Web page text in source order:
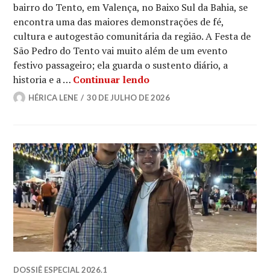
bairro do Tento, em Valença, no Baixo Sul da Bahia, se
encontra uma das maiores demonstrações de fé,
cultura e autogestão comunitária da região. A Festa de
São Pedro do Tento vai muito além de um evento
festivo passageiro; ela guarda o sustento diário, a
historia e a … Continuar lendoFé e tradição: festa de
HÉRICA LENE 30 DE JULHO DE 2026
DOSSIÊ ESPECIAL 2026.1